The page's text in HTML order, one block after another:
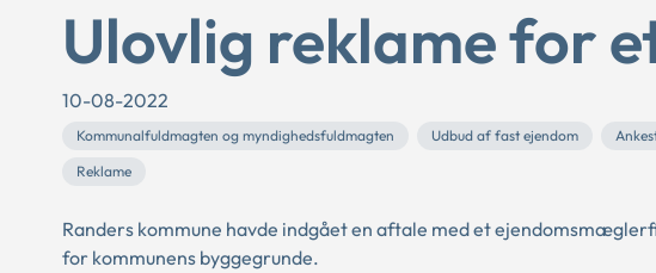
Ulovlig reklame for
10-08-2022
Kommunalfuldmagten og myndighedsfuldmagten Udbud af fast ejendom
Reklame
Randers kommune havde indgået en aftale med et
for kommunens byggegrunde.